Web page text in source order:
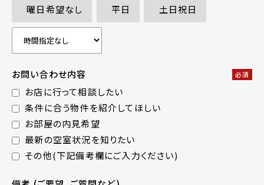
曜日希望なし
平日 土日祝日
お問い合わせ内容 必須
お店に行って相談したい
条件に合う物件を紹介してほしい
お部屋の内見希望
最新の空室状況を知りたい
その他(下記備考欄にご入力ください)